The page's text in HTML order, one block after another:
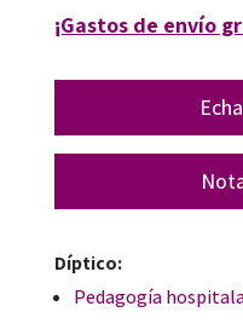
¡Gastos de envío
Díptico:
Pedagogía